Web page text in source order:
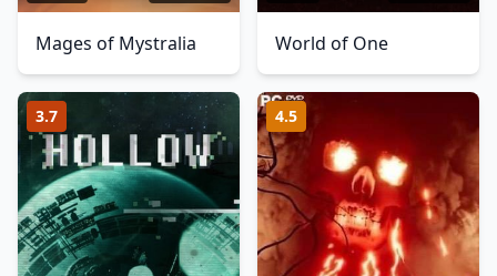
Mages of Mystralia World of One
3.7 4.5